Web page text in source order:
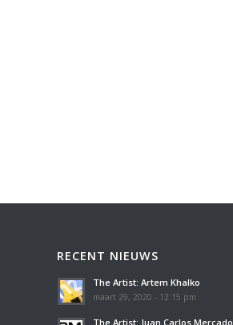
RECENT NIEUWS
The Artist: Artem Khalko
maart 29, 2020 - 12:15 pm
The Artist: Juan Carlos Mercado